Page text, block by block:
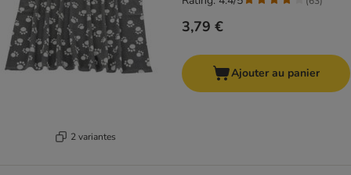
2 variantes
3,79 €
Ajouter au panier